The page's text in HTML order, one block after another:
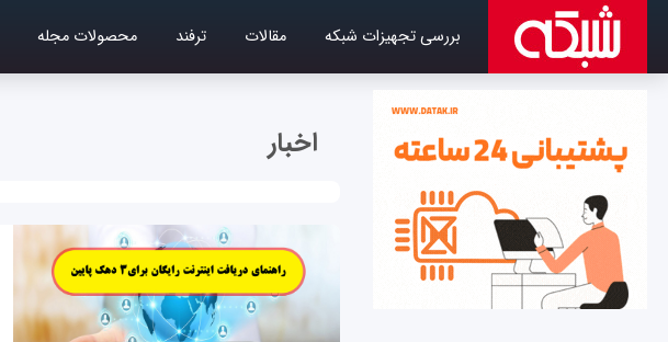
بررسی تجهیزات شبکه مقالات ترفند محصولات مجله
اخبار